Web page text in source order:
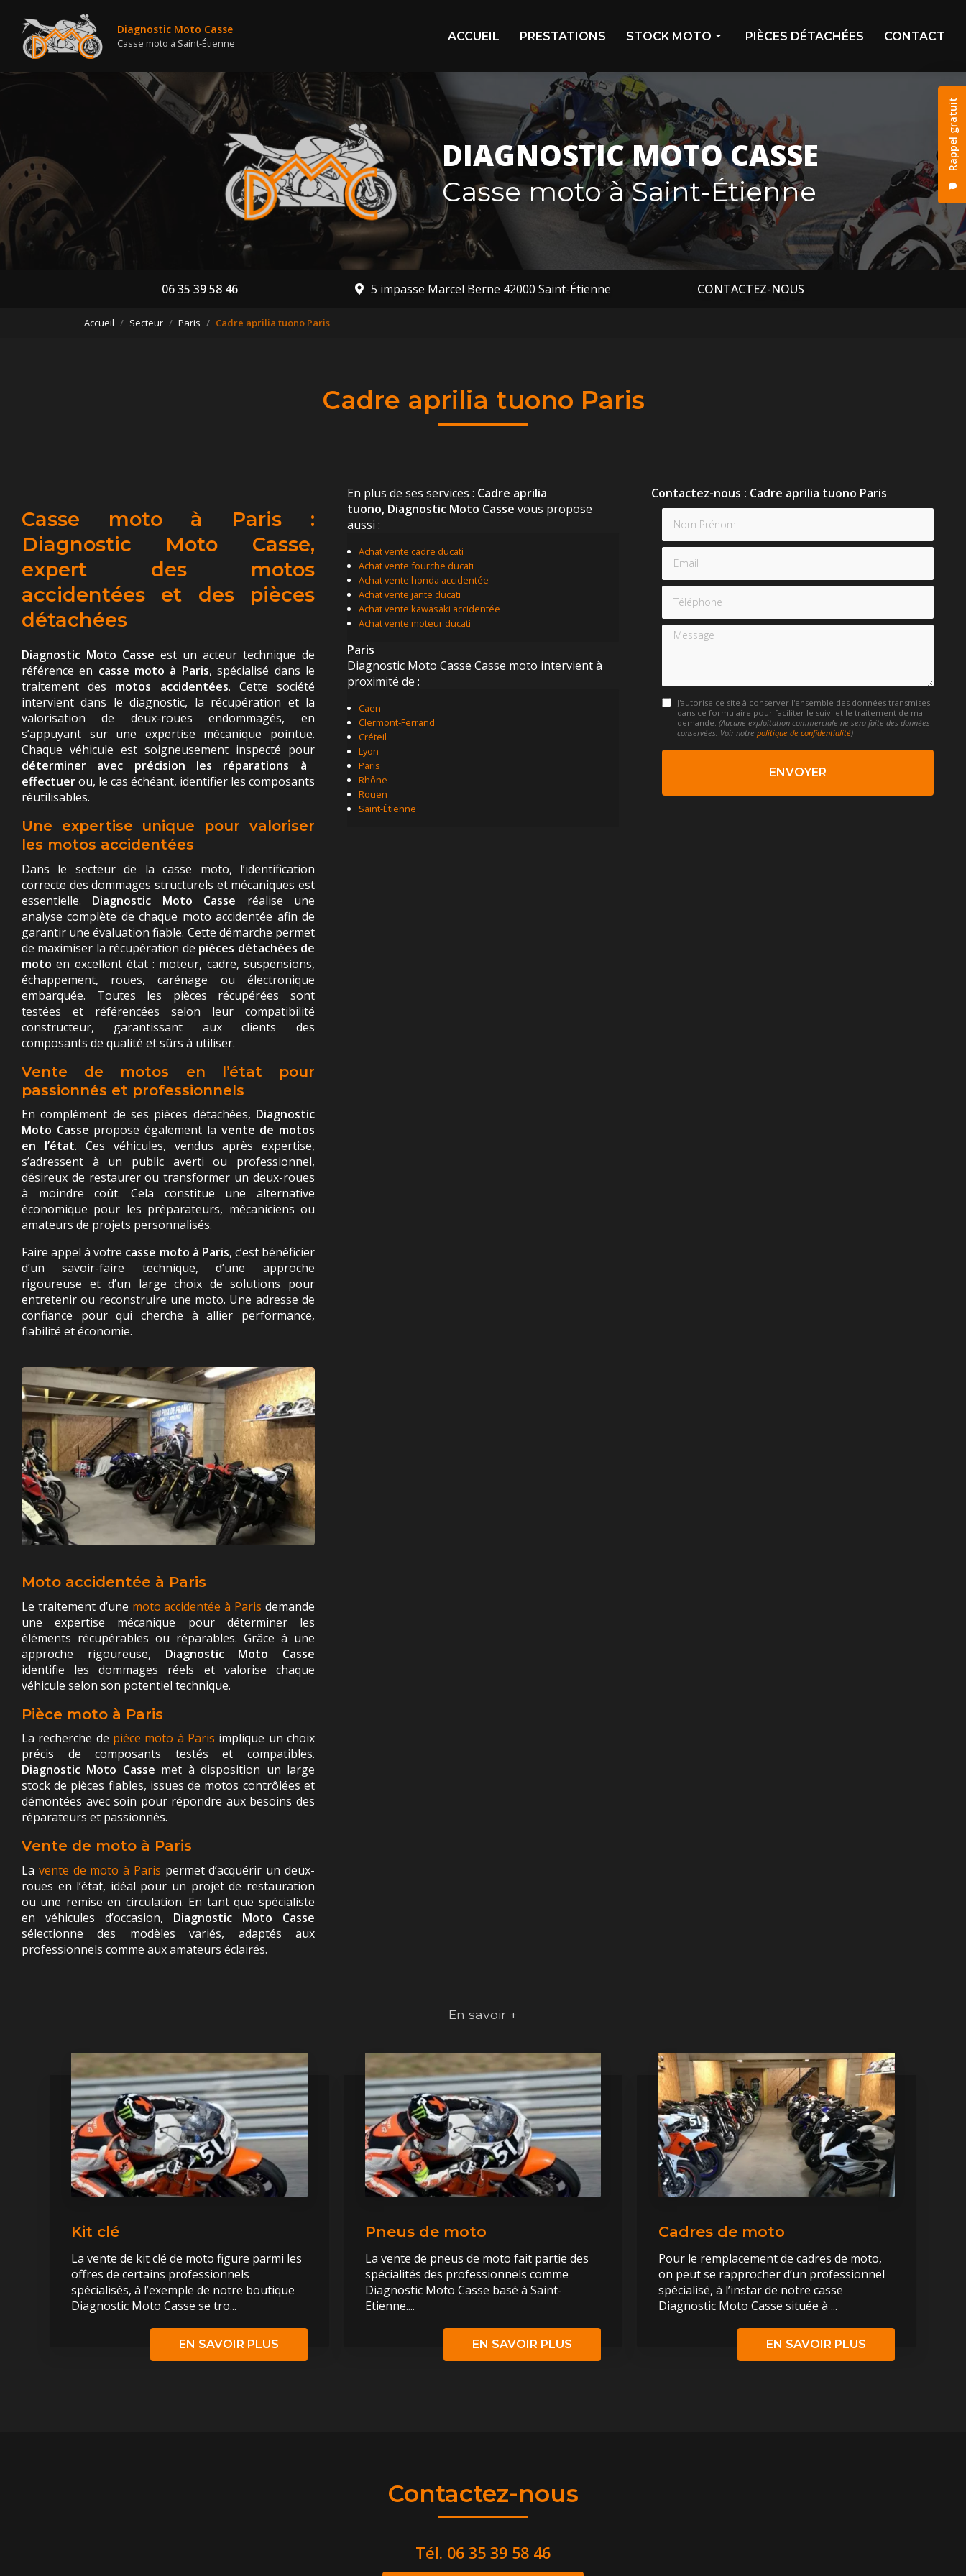
contenu
principal
Diagnostic Moto Casse
Casse moto à Saint-Étienne
Rappel gratuit
ACCUEIL PRESTATIONS STOCK MOTO
Arrivage
En stock
Motos déjà vendues
Motos réservées
PIÈCES DÉTACHÉES CONTACT
DIAGNOSTIC MOTO CASSE
Casse moto à Saint-Étienne
06 35 39 58 46 5 impasse Marcel Berne 42000 Saint-Étienne CONTACTEZ-NOUS
Accueil Secteur Paris Cadre aprilia tuono Paris
Cadre aprilia tuono Paris
Casse moto à Paris :
Diagnostic Moto Casse,
expert des motos
accidentées et des pièces
détachées
Diagnostic Moto Casse est un acteur technique de
référence en casse moto à Paris, spécialisé dans le
traitement des motos accidentées. Cette société
intervient dans le diagnostic, la récupération et la
valorisation de deux-roues endommagés, en
s’appuyant sur une expertise mécanique pointue.
Chaque véhicule est soigneusement inspecté pour
déterminer avec précision les réparations à
effectuerou, le cas échéant, identifier les composants
réutilisables.
Une expertise unique pour valoriser
les motos accidentées
Dans le secteur de la casse moto, l’identification
correcte des dommages structurels et mécaniques est
essentielle. Diagnostic Moto Casse réalise une
analyse complète de chaque moto accidentée afin de
garantir une évaluation fiable. Cette démarche permet
de maximiser la récupération de pièces détachées de
moto en excellent état : moteur, cadre, suspensions,
échappement, roues, carénage ou électronique
embarquée. Toutes les pièces récupérées sont
testées et référencées selon leur compatibilité
constructeur, garantissant aux clients des
composants de qualité et sûrs à utiliser.
Vente de motos en l’état pour
passionnés et professionnels
En complément de ses pièces détachées, Diagnostic
Moto Casse propose également la vente de motos
en l’état. Ces véhicules, vendus après expertise,
s’adressent à un public averti ou professionnel,
désireux de restaurer ou transformer un deux-roues
à moindre coût. Cela constitue une alternative
économique pour les préparateurs, mécaniciens ou
amateurs de projets personnalisés.
Faire appel à votre casse moto à Paris, c’est bénéficier
d’un savoir-faire technique, d’une approche
rigoureuse et d’un large choix de solutions pour
entretenir ou reconstruire une moto. Une adresse de
confiance pour qui cherche à allier performance,
fiabilité et économie.
Moto accidentée à Paris
Le traitement d’une moto accidentée à Paris demande
une expertise mécanique pour déterminer les
éléments récupérables ou réparables. Grâce à une
approche rigoureuse, Diagnostic Moto Casse
identifie les dommages réels et valorise chaque
véhicule selon son potentiel technique.
Pièce moto à Paris
La recherche de pièce moto à Paris implique un choix
précis de composants testés et compatibles.
Diagnostic Moto Casse met à disposition un large
stock de pièces fiables, issues de motos contrôlées et
démontées avec soin pour répondre aux besoins des
réparateurs et passionnés.
Vente de moto à Paris
La vente de moto à Paris permet d’acquérir un deux-
roues en l’état, idéal pour un projet de restauration
ou une remise en circulation. En tant que spécialiste
en véhicules d’occasion, Diagnostic Moto Casse
sélectionne des modèles variés, adaptés aux
professionnels comme aux amateurs éclairés.
En plus de ses services : Cadre aprilia
tuono, Diagnostic Moto Casse vous propose
aussi :
Achat vente cadre ducati
Achat vente fourche ducati
Achat vente honda accidentée
Achat vente jante ducati
Achat vente kawasaki accidentée
Achat vente moteur ducati
Paris
Diagnostic Moto Casse Casse moto intervient à
proximité de :
Caen
Clermont-Ferrand
Créteil
Lyon
Paris
Rhône
Rouen
Saint-Étienne
Contactez-nous : Cadre aprilia tuono Paris
Nom Prénom
Email
Téléphone
Message
J'autorise ce site à conserver l'ensemble des données transmises
dans ce formulaire pour faciliter le suivi et le traitement de ma
demande. (Aucune exploitation commerciale ne sera faite des données
conservées. Voir notre politique de confidentialité)
En savoir +
Kit clé
La vente de kit clé de moto figure parmi les
offres de certains professionnels
spécialisés, à l’exemple de notre boutique
Diagnostic Moto Casse se tro...
EN SAVOIR PLUS
Pneus de moto
La vente de pneus de moto fait partie des
spécialités des professionnels comme
Diagnostic Moto Casse basé à Saint-
Etienne....
EN SAVOIR PLUS
Cadres de moto
Pour le remplacement de cadres de moto,
on peut se rapprocher d’un professionnel
spécialisé, à l’instar de notre casse
Diagnostic Moto Casse située à ...
EN SAVOIR PLUS
Contactez-nous
Tél. 06 35 39 58 46